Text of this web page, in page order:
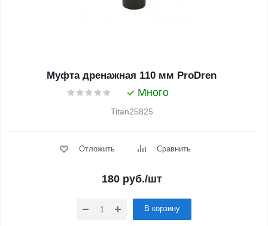
Муфта дренажная 110 мм ProDren
Много
Titan25825
Отложить Сравнить
180 руб./шт
В корзину